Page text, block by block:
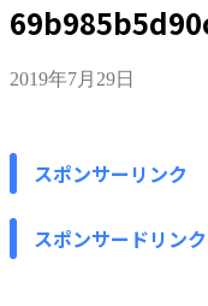
2019年7月29日
スポンサーリンク
スポンサードリンク